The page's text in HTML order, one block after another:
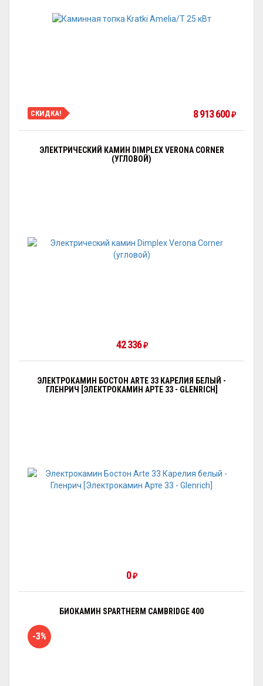
СКИДКА! 8 913 600 ₽
ЭЛЕКТРИЧЕСКИЙ КАМИН DIMPLEX VERONA CORNER
(УГЛОВОЙ)
42 336 ₽
ЭЛЕКТРОКАМИН БОСТОН ARTE 33 КАРЕЛИЯ БЕЛЫЙ -
ГЛЕНРИЧ [ЭЛЕКТРОКАМИН АРТЕ 33 - GLENRICH]
0 ₽
БИОКАМИН SPARTHERM CAMBRIDGE 400
-3%